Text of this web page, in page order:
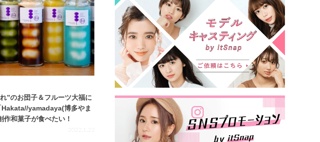
”のお団子＆フルーツ大福に
yamadaya(博多やま
作和菓子が食べたい！
2022.1.22